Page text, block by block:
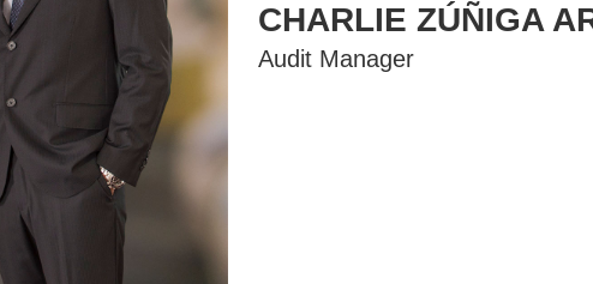
CHARLIE ZÚÑIGA
Audit Manager